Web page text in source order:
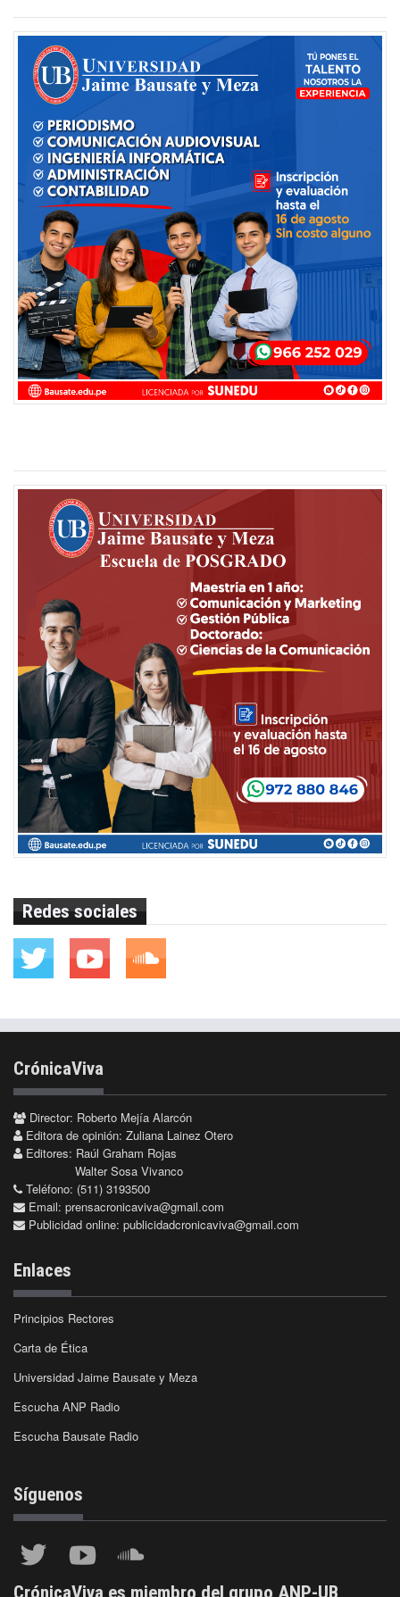
Redes sociales
CrónicaViva
Director: Roberto Mejía Alarcón
Editora de opinión: Zuliana Lainez Otero
Editores: Raúl Graham Rojas
Walter Sosa Vivanco
Teléfono: (511) 3193500
Email: prensacronicaviva@gmail.com
Publicidad online: publicidadcronicaviva@gmail.com
Enlaces
Principios Rectores
Carta de Ética
Universidad Jaime Bausate y Meza
Escucha ANP Radio
Escucha Bausate Radio
Síguenos
CrónicaViva es miembro del grupo ANP-UB